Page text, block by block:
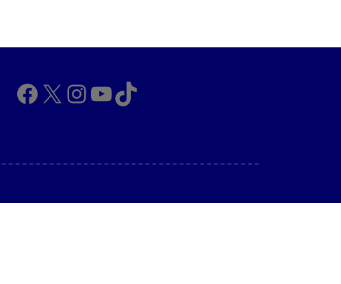
Facebook
X Instagram
YouTube
TikTok